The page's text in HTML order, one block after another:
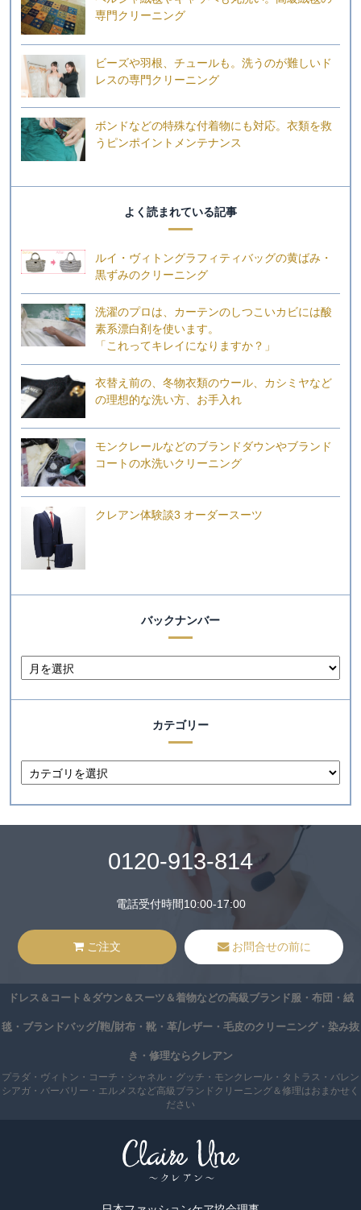
専門クリーニング
ビーズや羽根、チュールも。洗うのが難しいド
レスの専門クリーニング
ボンドなどの特殊な付着物にも対応。衣類を救
うピンポイントメンテナンス
よく読まれている記事
ルイ・ヴィトングラフィティバッグの黄ばみ・
黒ずみのクリーニング
洗濯のプロは、カーテンのしつこいカビには酸
素系漂白剤を使います。
「これってキレイになりますか？」
衣替え前の、冬物衣類のウール、カシミヤなど
の理想的な洗い方、お手入れ
モンクレールなどのブランドダウンやブランド
コートの水洗いクリーニング
クレアン体験談3 オーダースーツ
バックナンバー
カテゴリー
0120-913-814
電話受付時間10:00-17:00
ご注文 お問合せの前に
ドレス＆コート＆ダウン＆スーツ＆着物などの高級ブランド服・布団・絨
毯・ブランドバッグ/鞄/財布・靴・革/レザー・毛皮のクリーニング・染み抜
き・修理ならクレアン
プラダ・ヴィトン・コーチ・シャネル・グッチ・モンクレール・タトラス・バレン
シアガ・バーバリー・エルメスなど高級ブランドクリーニング＆修理はおまかせく
ださい